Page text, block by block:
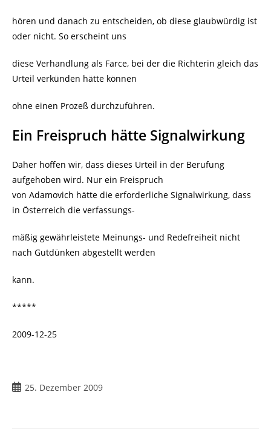
hören und danach zu entscheiden, ob diese glaubwürdig ist
oder nicht. So erscheint uns
diese Verhandlung als Farce, bei der die Richterin gleich das
Urteil verkünden hätte können
ohne einen Prozeß durchzuführen.
Ein Freispruch hätte Signalwirkung
Daher hoffen wir, dass dieses Urteil in der Berufung
aufgehoben wird. Nur ein Freispruch
von Adamovich hätte die erforderliche Signalwirkung, dass
in Österreich die verfassungs-
mäßig gewährleistete Meinungs- und Redefreiheit nicht
nach Gutdünken abgestellt werden
kann.
*****
2009-12-25
Beitrag
25. Dezember 2009